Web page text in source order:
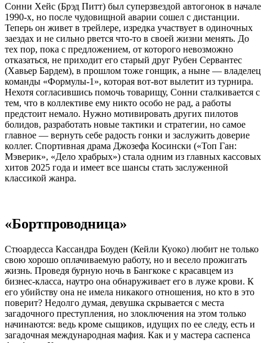
Сонни Хейс (Брэд Питт) был суперзвездой автогонок в начале
1990-х, но после чудовищной аварии сошел с дистанции.
Теперь он живет в трейлере, изредка участвует в одиночных
заездах и не сильно рвется что-то в своей жизни менять. До
тех пор, пока с предложением, от которого невозможно
отказаться, не приходит его старый друг Рубен Сервантес
(Хавьер Бардем), в прошлом тоже гонщик, а ныне — владелец
команды «Формулы-1», которая вот-вот вылетит из турнира.
Нехотя согласившись помочь товарищу, Сонни сталкивается с
тем, что в коллективе ему никто особо не рад, а работы
предстоит немало. Нужно мотивировать других пилотов
болидов, разработать новые тактики и стратегии, но самое
главное — вернуть себе радость гонки и заслужить доверие
коллег. Спортивная драма Джозефа Косински («Топ Ган:
Мэверик», «Дело храбрых») стала одним из главных кассовых
хитов 2025 года и имеет все шансы стать заслуженной
классикой жанра.
«Бортпроводница»
Стюардесса Кассандра Боуден (Кейли Куоко) любит не только
свою хорошо оплачиваемую работу, но и весело прожигать
жизнь. Проведя бурную ночь в Бангкоке с красавцем из
бизнес-класса, наутро она обнаруживает его в луже крови. К
его убийству она не имела никакого отношения, но кто в это
поверит? Недолго думая, девушка скрывается с места
загадочного преступления, но злоключения на этом только
начинаются: ведь кроме сыщиков, идущих по ее следу, есть и
загадочная международная мафия. Как и у мастера саспенса